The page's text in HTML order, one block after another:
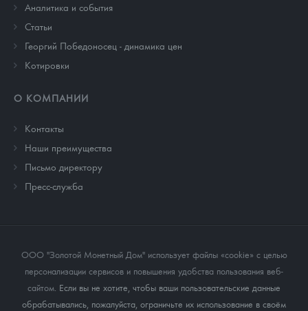
Аналитика и события
Cтатьи
Георгий Победоносец - динамика цен
Котировки
О КОМПАНИИ
Контакты
Наши преимущества
Письмо директору
Пресс-служба
ООО "Золотой Монетный Дом" использует файлы «cookie» с целью
персонализации сервисов и повышения удобства пользования веб-
сайтом. Если вы не хотите, чтобы ваши пользовательские данные
обрабатывались, пожалуйста, ограничьте их использование в своём